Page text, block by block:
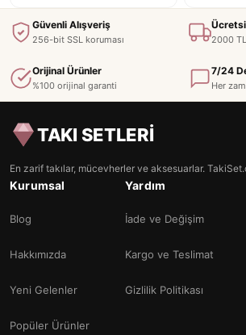
Güvenli Alışveriş
256-bit SSL koruması 2000
Orijinal Ürünler
%100 orijinal garanti
7/24
Her
TAKI SETLERİ
En zarif takılar, mücevherler ve aksesuarlar.
Kurumsal
Blog
Hakkımızda
Yeni Gelenler
Popüler Ürünler
Yardım
İade ve Değişim
Kargo ve Teslimat
Gizlilik Politikası